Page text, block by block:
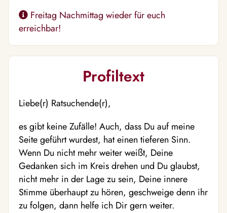
Freitag Nachmittag wieder für euch
erreichbar!
Profiltext
Liebe(r) Ratsuchende(r),
es gibt keine Zufälle! Auch, dass Du auf meine
Seite geführt wurdest, hat einen tieferen Sinn.
Wenn Du nicht mehr weiter weißt, Deine
Gedanken sich im Kreis drehen und Du glaubst,
nicht mehr in der Lage zu sein, Deine innere
Stimme überhaupt zu hören, geschweige denn ihr
zu folgen, dann helfe ich Dir gern weiter.